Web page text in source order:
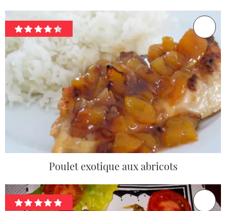
Poulet exotique aux abricots